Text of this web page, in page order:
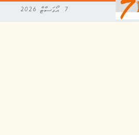
7 އޯގަސްޓް 2026